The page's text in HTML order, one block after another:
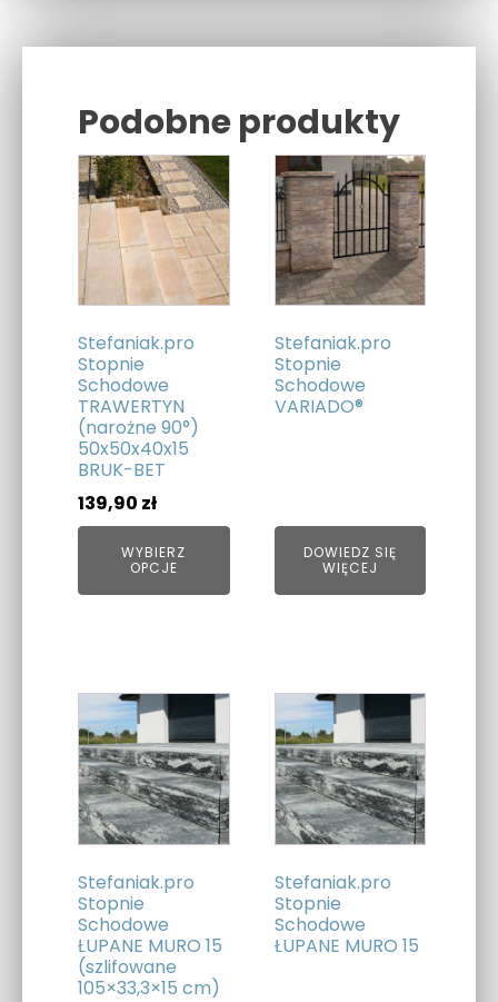
Podobne produkty
Stefaniak.pro
Stopnie
Schodowe
TRAWERTYN
(narożne 90°)
50x50x40x15
BRUK-BET
139,90 zł
WYBIERZ
OPCJE
Ten
produkt
ma
wiele
wariantów.
Opcje
można
wybrać
na
stronie
produktu
Stefaniak.pro
Stopnie
Schodowe
VARIADO®
DOWIEDZ SIĘ
WIĘCEJ
Stefaniak.pro
Stopnie
Schodowe
ŁUPANE MURO 15
(szlifowane
105×33,3×15 cm)
Ten
produkt
ma
wiele
wariantów.
Opcje
można
wybrać
na
stronie
produktu
Stefaniak.pro
Stopnie
Schodowe
ŁUPANE MURO 15